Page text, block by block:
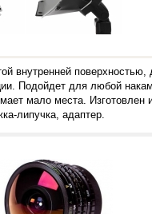
внутренней
Подойдет для любой
мало места. Изготовлен
липучка, адаптер.